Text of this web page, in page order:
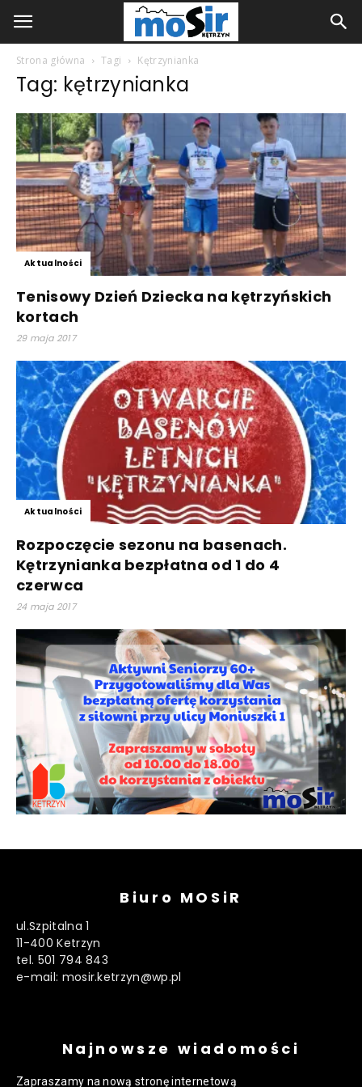
Strona główna Tagi Kętrzynianka
Tag: kętrzynianka
Aktualności
Tenisowy Dzień Dziecka na kętrzyńskich
kortach
29 maja 2017
Aktualności
Rozpoczęcie sezonu na basenach.
Kętrzynianka bezpłatna od 1 do 4
czerwca
24 maja 2017
Biuro MOSiR
ul.Szpitalna 1
11-400 Ketrzyn
tel. 501 794 843
e-mail: mosir.ketrzyn@wp.pl
Najnowsze wiadomości
Zapraszamy na nową stronę internetową